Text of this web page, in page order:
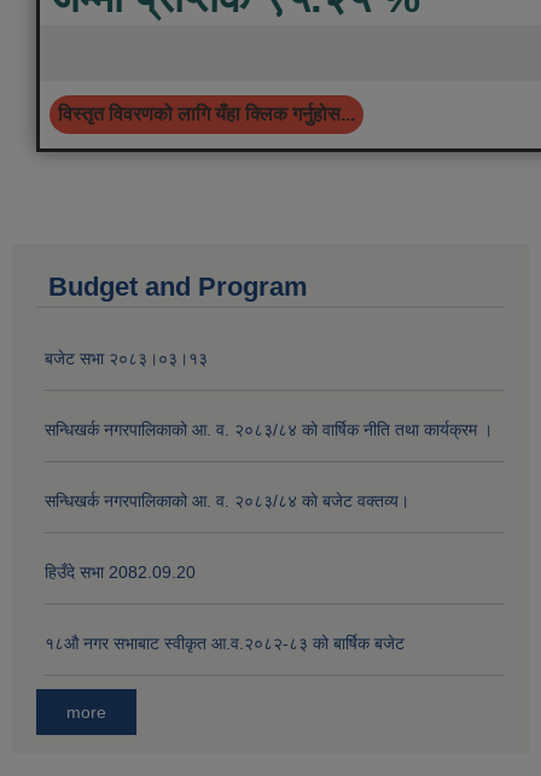
विस्तृत विवरणको लागि यँहा क्लिक गर्नुहोस...
Budget and Program
बजेट सभा २०८३।०३।१३
सन्धिखर्क नगरपालिकाको आ. व. २०८३/८४ काे वार्षिक नीति तथा कार्यक्रम ।
सन्धिखर्क नगरपालिकाको आ. व. २०८३/८४ काे बजेट वक्तव्य।
हिउँदे सभा 2082.09.20
१८‍औ नगर सभाबाट स्वीकृत आ.व.२०८२-८३ को बार्षिक बजेट
more